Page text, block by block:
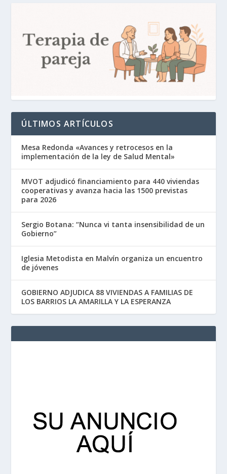
ÚLTIMOS ARTÍCULOS
Mesa Redonda «Avances y retrocesos en la
implementación de la ley de Salud Mental»
MVOT adjudicó financiamiento para 440 viviendas
cooperativas y avanza hacia las 1500 previstas
para 2026
Sergio Botana: “Nunca vi tanta insensibilidad de un
Gobierno”
Iglesia Metodista en Malvín organiza un encuentro
de jóvenes
GOBIERNO ADJUDICA 88 VIVIENDAS A FAMILIAS DE
LOS BARRIOS LA AMARILLA Y LA ESPERANZA